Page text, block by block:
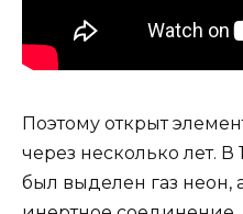
Поэтому открыт
через несколько лет. В
был выделен газ неон,